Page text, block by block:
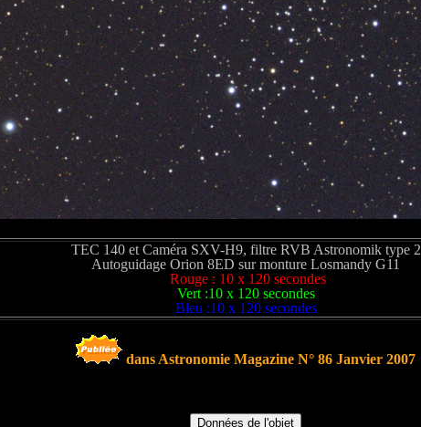
TEC 140 et Caméra SXV-H9, filtre RVB Astronomik type 2
Autoguidage Orion 8ED sur monture Losmandy G11
Rouge : 10 x 120 secondes
Vert :10 x 120 secondes
Bleu :10 x 120 secondes
dans Astronomie Magazine N° 86 Janvier 2007